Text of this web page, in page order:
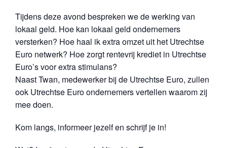
Tijdens deze avond bespreken we de werking van
lokaal geld. Hoe kan lokaal geld ondernemers
versterken? Hoe haal ik extra omzet uit het Utrechtse
Euro netwerk? Hoe zorgt rentevrij krediet in Utrechtse
Euro’s voor extra stimulans?
Naast Twan, medewerker bij de Utrechtse Euro, zullen
ook Utrechtse Euro ondernemers vertellen waarom zij
mee doen.
Kom langs, informeer jezelf en schrijf je in!